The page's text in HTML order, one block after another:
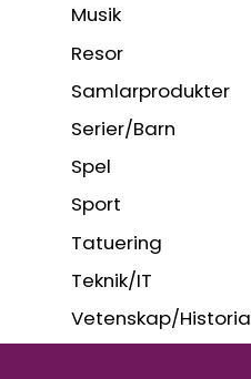
Musik
Resor
Samlarprodukter
Serier/Barn
Spel
Sport
Tatuering
Teknik/IT
Vetenskap/Historia